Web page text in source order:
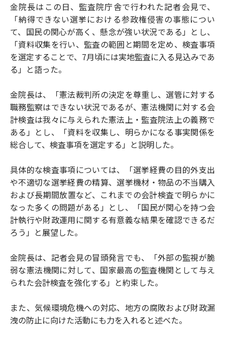
金院長はこの日、監査院庁舎で行われた記者会見で、
「納得できない選挙における参政権侵害の事態につい
て、国民の関心が高く、懸念が強い状況である」とし、
「資料収集を行い、監査の範囲と期間を定め、検査事項
を選定することで、7月頃には実地監査に入る見込みであ
る」と語った。
金院長は、「憲法裁判所の決定を尊重し、選管に対する
職務監察はできない状況であるが、憲法機関に対する会
計検査は我々に与えられた憲法上・監査院法上の義務で
ある」とし、「資料を収集し、明らかになる事実関係を
総合して、検査事項を選定する」と説明した。
具体的な検査事項については、「選挙経費の目的外支出
や不適切な選挙経費の精算、選挙機材・物品の不当購入
および長期間放置など、これまでの会計検査で明らかに
なった多くの問題がある」とし、「国民が関心を持つ会
計執行や財政運用に関する有意義な結果を確認できるだ
ろう」と展望した。
金院長は、記者会見の冒頭発言でも、「外部の監視が脆
弱な憲法機関に対して、国家最高の監査機関として与え
られた会計検査を強化する」と約束した。
また、気候環境危機への対応、地方の腐敗および財政漏
洩の防止に向けた活動にも力を入れると述べた。